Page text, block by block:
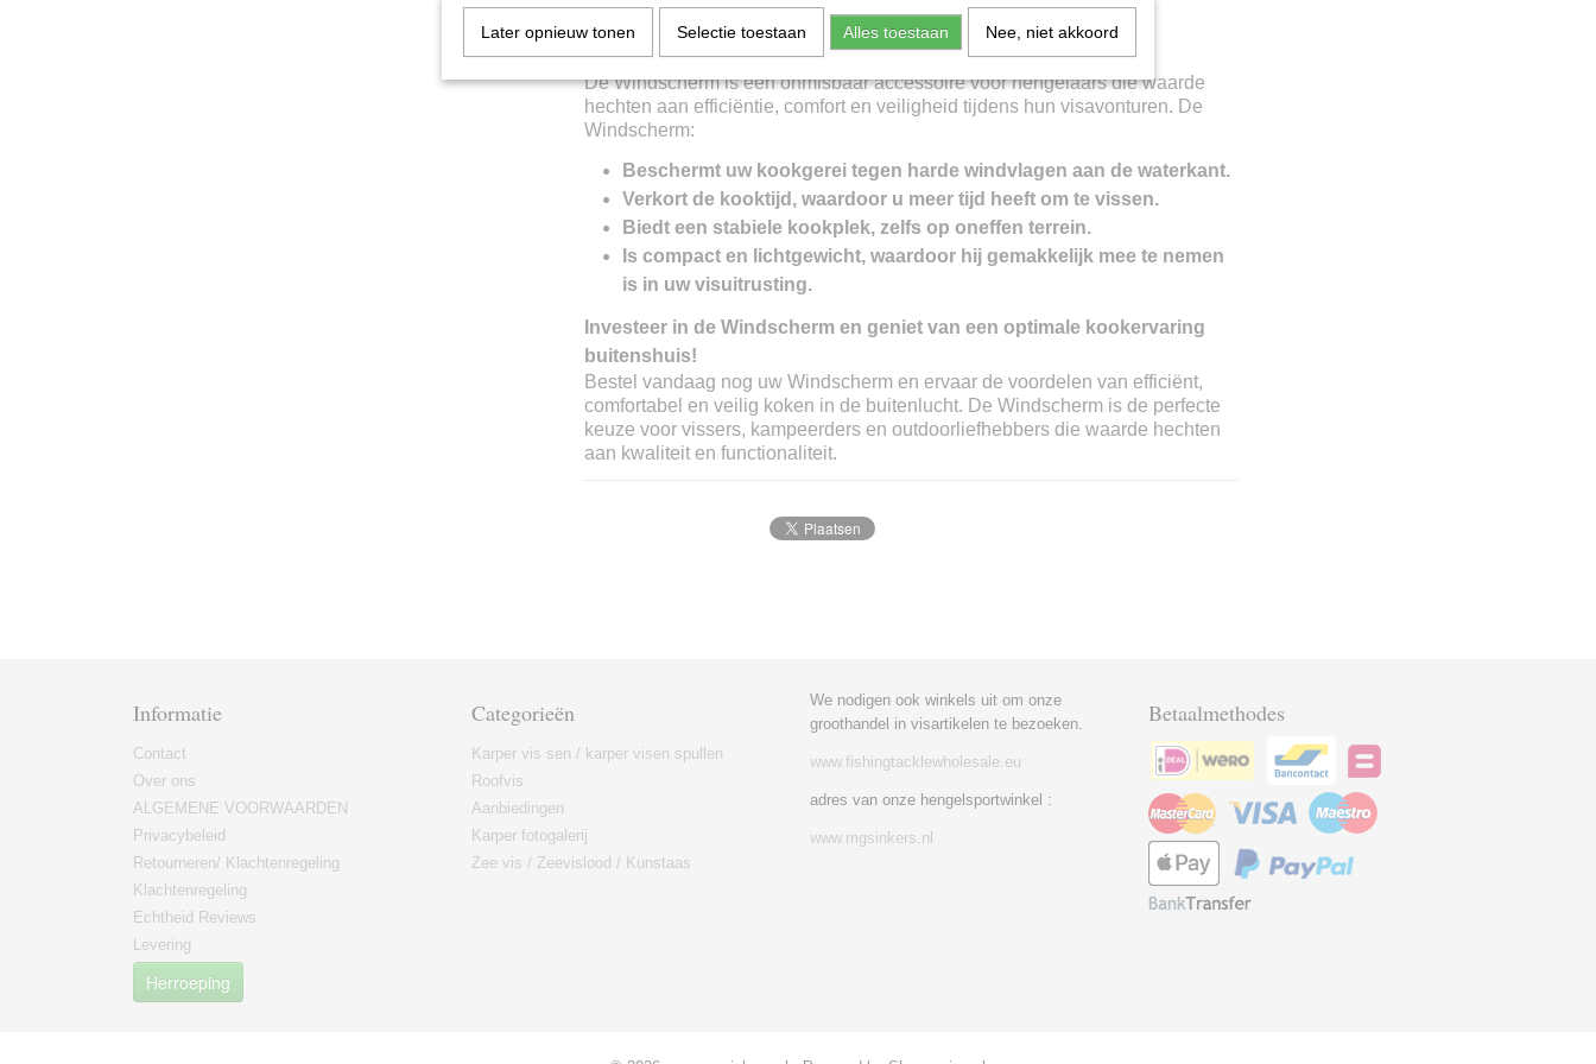
minimaliseert de noodzaak aan onderhoud.
Windscherm: De perfecte keuze voor hengelsportliefhebbers!
De Windscherm is een onmisbaar accessoire voor hengelaars die waarde
hechten aan efficiëntie, comfort en veiligheid tijdens hun visavonturen. De
Windscherm:
Beschermt uw kookgerei tegen harde windvlagen aan de waterkant.
Verkort de kooktijd, waardoor u meer tijd heeft om te vissen.
Biedt een stabiele kookplek, zelfs op oneffen terrein.
Is compact en lichtgewicht, waardoor hij gemakkelijk mee te nemen
is in uw visuitrusting.
Investeer in de Windscherm en geniet van een optimale kookervaring
buitenshuis!
Bestel vandaag nog uw Windscherm en ervaar de voordelen van efficiënt,
comfortabel en veilig koken in de buitenlucht. De Windscherm is de perfecte
keuze voor vissers, kampeerders en outdoorliefhebbers die waarde hechten
aan kwaliteit en functionaliteit.
Informatie
Contact
Over ons
ALGEMENE VOORWAARDEN
Privacybeleid
Retourneren/ Klachtenregeling
Klachtenregeling
Echtheid Reviews
Levering
Herroeping
Categorieën
Karper vis sen / karper visen spullen
Roofvis
Aanbiedingen
Karper fotogalerij
Zee vis / Zeevislood / Kunstaas
We nodigen ook winkels uit om onze
groothandel in visartikelen te bezoeken.
www.fishingtacklewholesale.eu
adres van onze hengelsportwinkel :
www.mgsinkers.nl
Betaalmethodes
Later opnieuw tonen Selectie toestaan Alles toestaan Nee, niet akkoord